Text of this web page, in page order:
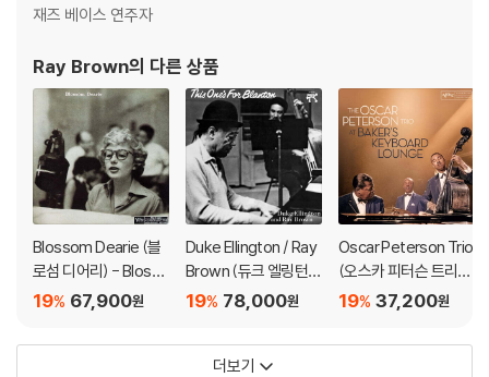
재즈 베이스 연주자
Ray Brown의 다른 상품
Blossom Dearie (블
로섬 디어리) - Blosso
m Dearie [SACD Hy
67,900원
19%
Duke Ellington / Ray
Brown (듀크 엘링턴 /
레이 브라운) - This O
P]
78,000원
19%
Oscar Peterson Trio
(오스카 피터슨 트리
오) - At Baker's Key
37,200원
19%
더보기